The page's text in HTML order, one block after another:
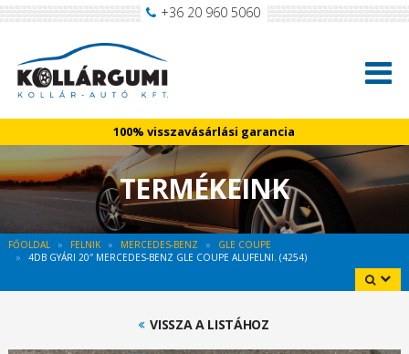
+36 20 960 5060
100% visszavásárlási garancia
TERMÉKEINK
FŐOLDAL FELNIK MERCEDES-BENZ
GLE COUPE
4DB GYÁRI 20″ MERCEDES-BENZ GLE COUPE ALUFELNI. (4254)
VISSZA A LISTÁHOZ